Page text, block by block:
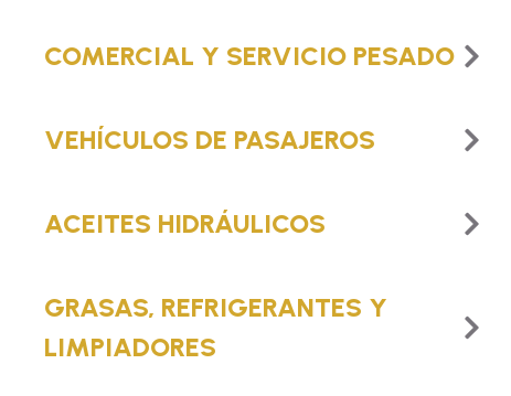
COMERCIAL Y SERVICIO PESADO
VEHÍCULOS DE PASAJEROS
ACEITES HIDRÁULICOS
GRASAS, REFRIGERANTES Y
LIMPIADORES